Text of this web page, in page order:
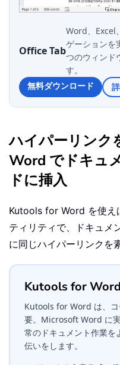
Office Tab
Word、Excel
ゲーションを
つのウィンド
す。
無料ダウンロード
ハイパーリンク
Word でドキュ
ドに挿入
Kutools for Word を使え
ティリティで、ドキュメ
に同じハイパーリンクを
Kutools for Word
Kutools for Word は、コ
要。Microsoft Word に
常のドキュメント作業を
伝いをします。